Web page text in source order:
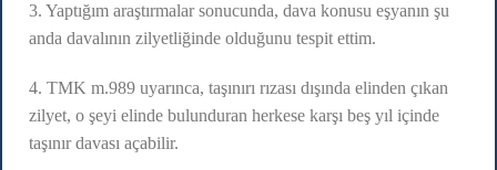
3. Yaptığım araştırmalar sonucunda, dava konusu eşyanın şu
anda davalının zilyetliğinde olduğunu tespit ettim.
4. TMK m.989 uyarınca, taşınırı rızası dışında elinden çıkan
zilyet, o şeyi elinde bulunduran herkese karşı beş yıl içinde
taşınır davası açabilir.